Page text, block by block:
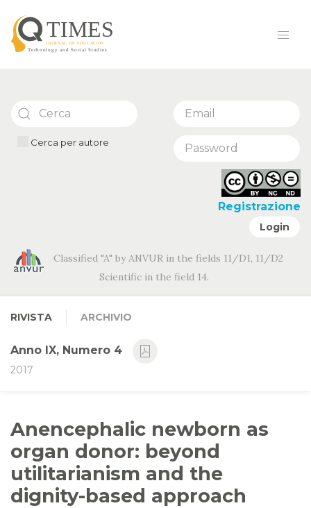
Cerca per autore
Registrazione
Login
Classified "A" by ANVUR in the fields 11/D1, 11/D2
Scientific in the field 14.
RIVISTA ARCHIVIO
Anno IX, Numero 4
2017
Anencephalic newborn as
organ donor: beyond
utilitarianism and the
dignity-based approach